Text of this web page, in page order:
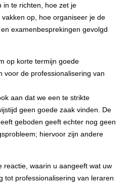
in te richten, hoe zet je
op, hoe organiseer je de
examenbesprekingen gevolgd
op korte termijn goede
voor de professionalisering van
aan dat we een te strikte
geen goede zaak vinden. De
geboden geeft echter nog geen
hiervoor zijn andere
reactie, waarin u aangeeft wat uw
tot professionalisering van leraren